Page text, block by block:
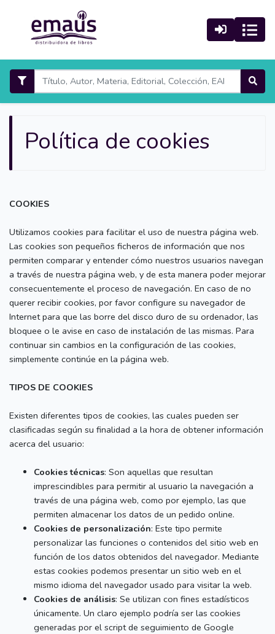
Política de cookies
COOKIES
Utilizamos cookies para facilitar el uso de nuestra página web.
Las cookies son pequeños ficheros de información que nos
permiten comparar y entender cómo nuestros usuarios navegan
a través de nuestra página web, y de esta manera poder mejorar
consecuentemente el proceso de navegación. En caso de no
querer recibir cookies, por favor configure su navegador de
Internet para que las borre del disco duro de su ordenador, las
bloquee o le avise en caso de instalación de las mismas. Para
continuar sin cambios en la configuración de las cookies,
simplemente continúe en la página web.
TIPOS DE COOKIES
Existen diferentes tipos de cookies, las cuales pueden ser
clasificadas según su finalidad a la hora de obtener información
acerca del usuario:
Cookies técnicas: Son aquellas que resultan
imprescindibles para permitir al usuario la navegación a
través de una página web, como por ejemplo, las que
permiten almacenar los datos de un pedido online.
Cookies de personalización: Este tipo permite
personalizar las funciones o contenidos del sitio web en
función de los datos obtenidos del navegador. Mediante
estas cookies podemos presentar un sitio web en el
mismo idioma del navegador usado para visitar la web.
Cookies de análisis: Se utilizan con fines estadísticos
únicamente. Un claro ejemplo podría ser las cookies
generadas por el script de seguimiento de Google